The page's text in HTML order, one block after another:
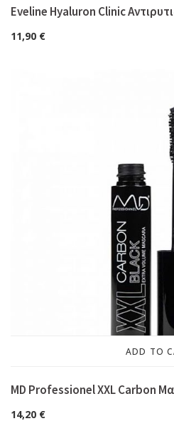
Eveline Hyaluron Clinic
11,90 €
ADD TO
MD Professionel XXL Carbon
14,20 €